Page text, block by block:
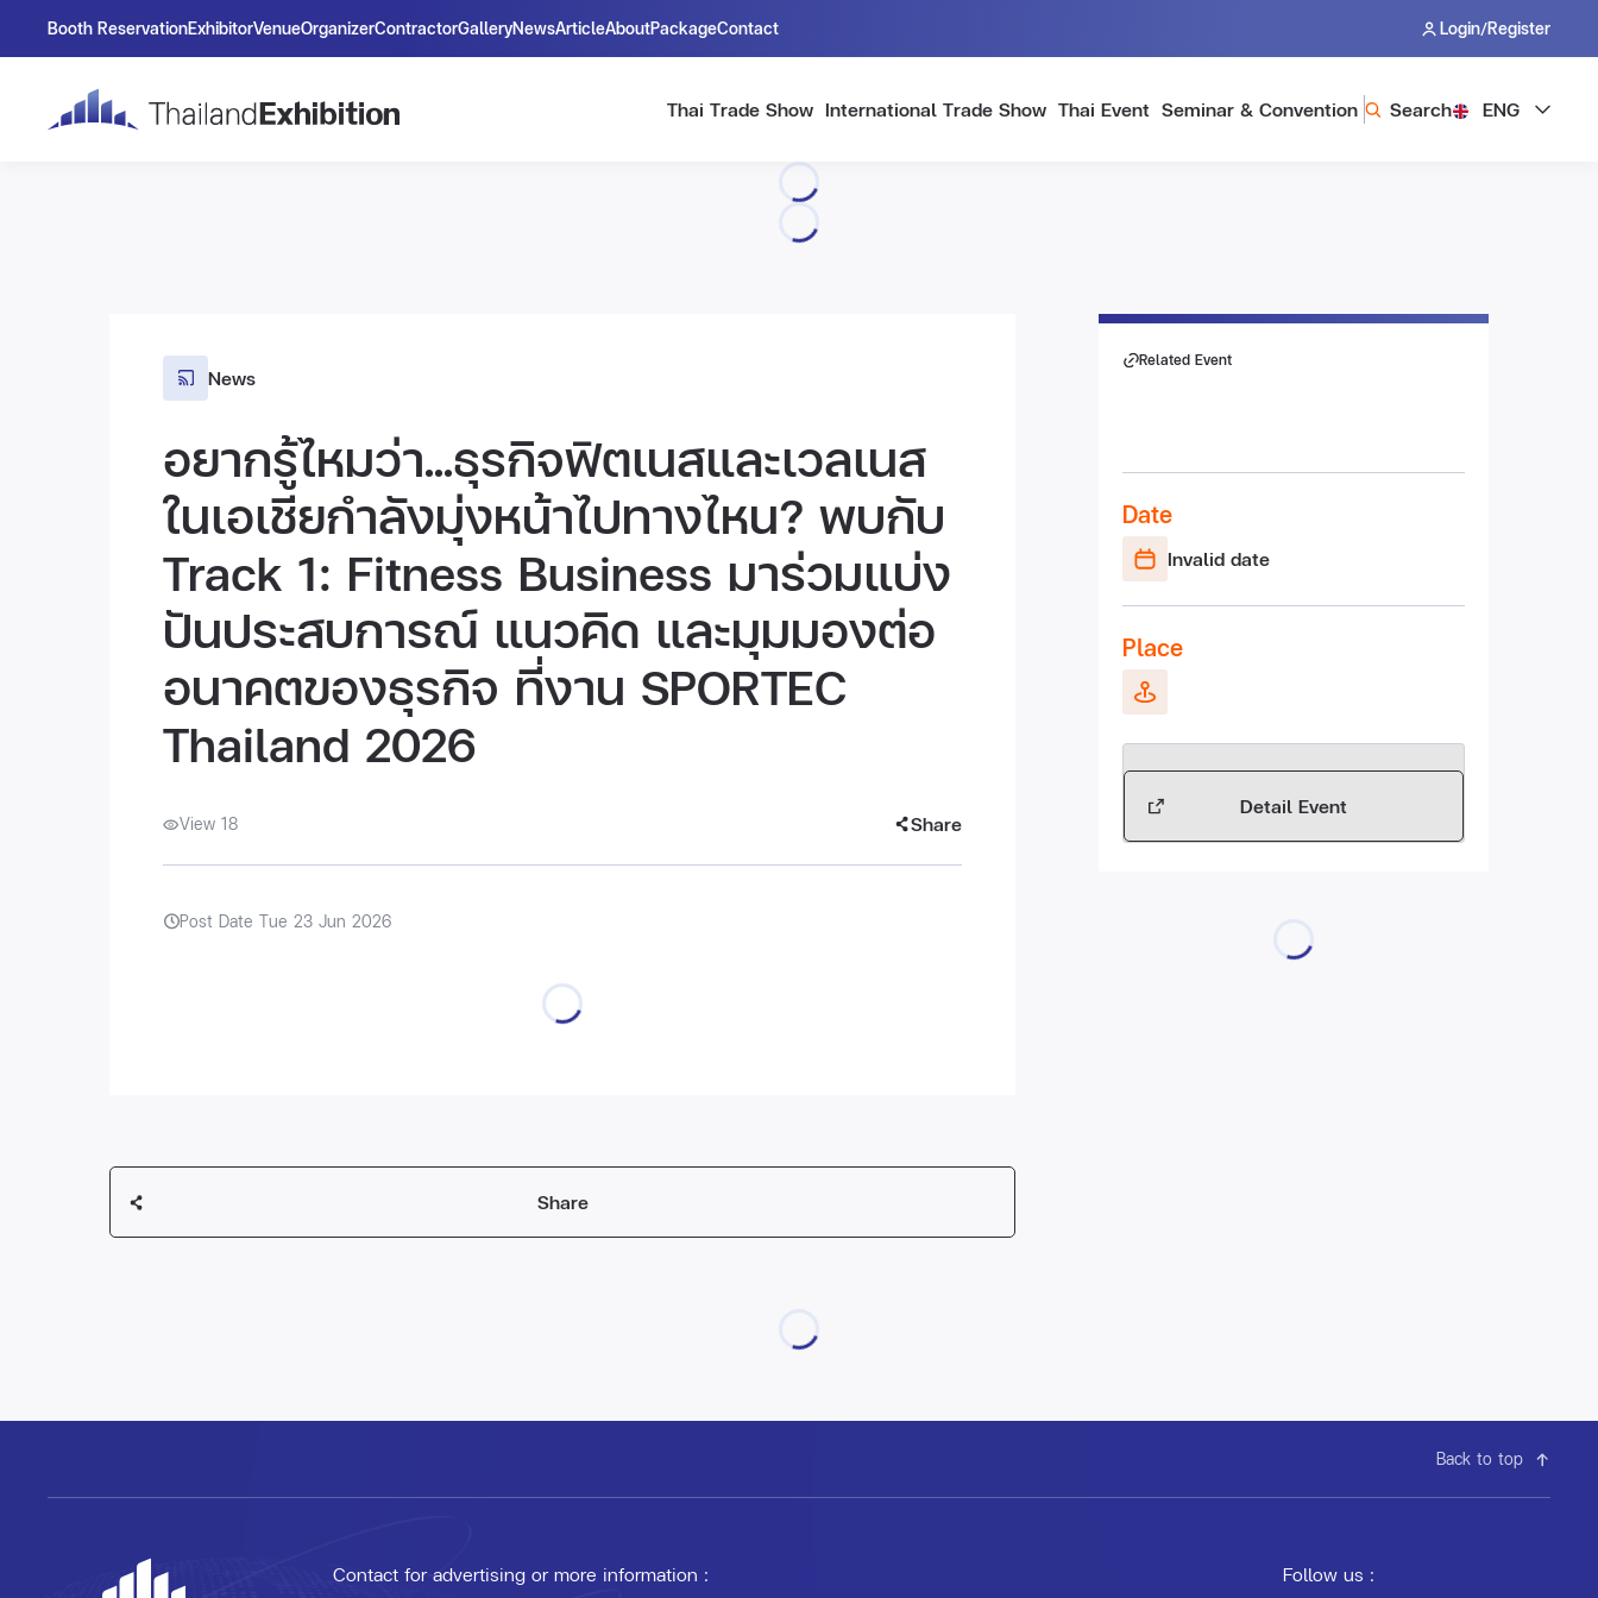
Booth ReservationExhibitorVenueOrganizerContractorGalleryNewsArticleAboutPackageContact Login/Register
Thai Trade Show International Trade Show Thai Event Seminar & Convention Search ENG
News
อยากรู้ไหมว่า...ธุรกิจฟิตเนสและเวลเนส
ในเอเชียกำลังมุ่งหน้าไปทางไหน? พบกับ
Track 1: Fitness Business มาร่วมแบ่ง
ปันประสบการณ์ แนวคิด และมุมมองต่อ
อนาคตของธุรกิจ ที่งาน SPORTEC
Thailand 2026
View 18 Share
Post Date Tue 23 Jun 2026
Share
Related Event
Date
Invalid date
Place
Detail Event
Back to top
Contact for advertising or more information : Follow us :